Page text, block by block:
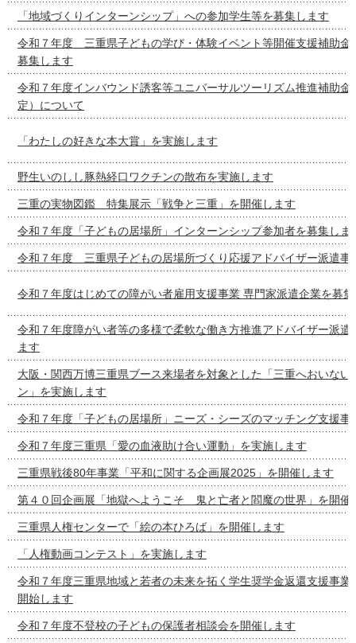
「地域づくりインターンシップ」への参加学生等を募集します
令和７年度 三重県子どもの学び・体験イベント等開催支援補助金
募集します
令和７年度インバウンド誘客等ユニバーサルツーリズム推進補助金
定）について
「わたしの好きな本大賞」を実施します
野生いのしし豚熱経口ワクチンの散布を実施します
三重の実物図鑑 特集展示「戦争と三重」を開催します
令和７年度「子どもの居場所」インターンシップ参加者を募集しま
令和７年度 三重県子どもの居場所づくり応援アドバイザー派遣事
令和７年度はじめての障がい者雇用支援事業 専門家派遣企業を募
令和７年度障がい者等の多様で柔軟な働き方推進アドバイザー派遣
ます
大阪・関西万博三重県ブース来場者を対象とした「三重へおいない
ン」を実施します
令和７年度「子どもの居場所」ニーズ・シーズのマッチング支援事
令和７年度三重県「愛の血液助け合い運動」を実施します
三重県戦後80年事業「平和に関する企画展2025」を開催します
第４０回企画展「地獄へようこそ 鬼と亡者と閻魔の世界」を開催
三重県人権センターで「絵の本ひろば」を開催します
「人権動画コンテスト」を実施します
令和７年度三重県地域と若者の未来を拓く学生奨学金返還支援事業
開始します
令和７年度不登校の子どもの保護者相談会を開催します